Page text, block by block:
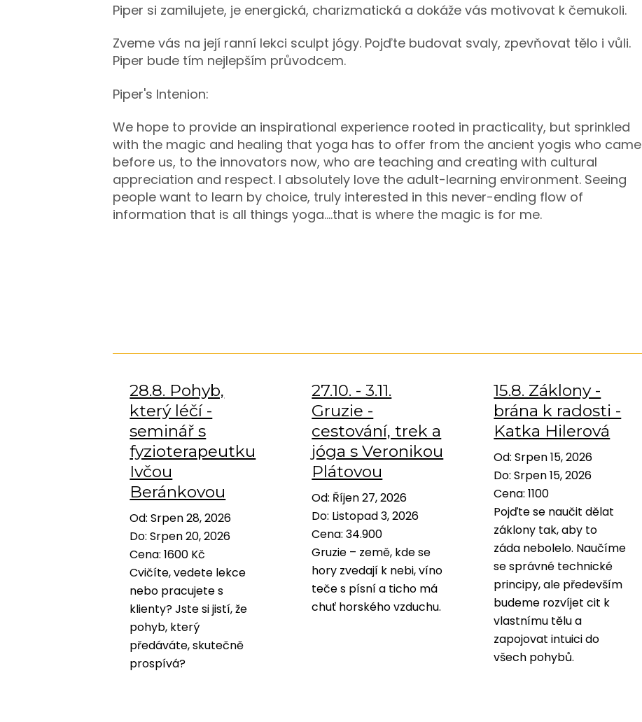
Piper si zamilujete, je energická, charizmatická a dokáže vás motivovat k čemukoli.
Zveme vás na její ranní lekci sculpt jógy. Pojďte budovat svaly, zpevňovat tělo i vůli.
Piper bude tím nejlepším průvodcem.
Piper's Intenion:
We hope to provide an inspirational experience rooted in practicality, but sprinkled
with the magic and healing that yoga has to offer from the ancient yogis who came
before us, to the innovators now, who are teaching and creating with cultural
appreciation and respect. I absolutely love the adult-learning environment. Seeing
people want to learn by choice, truly interested in this never-ending flow of
information that is all things yoga….that is where the magic is for me.
28.8. Pohyb,
který léčí -
seminář s
fyzioterapeutku
Ivčou
Beránkovou
Od: Srpen 28, 2026
Do: Srpen 20, 2026
Cena: 1600 Kč
Cvičíte, vedete lekce
nebo pracujete s
klienty? Jste si jistí, že
pohyb, který
předáváte, skutečně
prospívá?
27.10. - 3.11.
Gruzie -
cestování, trek a
jóga s Veronikou
Plátovou
Od: Říjen 27, 2026
Do: Listopad 3, 2026
Cena: 34.900
Gruzie – země, kde se
hory zvedají k nebi, víno
teče s písní a ticho má
chuť horského vzduchu.
15.8. Záklony -
brána k radosti -
Katka Hilerová
Od: Srpen 15, 2026
Do: Srpen 15, 2026
Cena: 1100
Pojďte se naučit dělat
záklony tak, aby to
záda nebolelo. Naučíme
se správné technické
principy, ale především
budeme rozvíjet cit k
vlastnímu tělu a
zapojovat intuici do
všech pohybů.